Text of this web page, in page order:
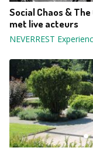
Social Chaos &
met live acteurs
NEVERREST